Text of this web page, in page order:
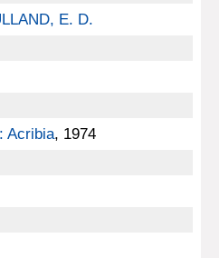
E. D.
Acribia, 1974